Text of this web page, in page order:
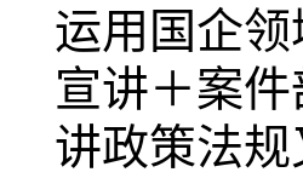
运用国企
宣讲＋案
讲政策法